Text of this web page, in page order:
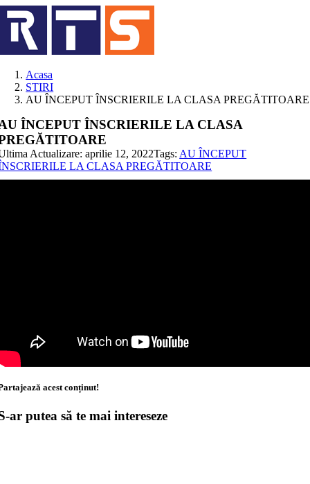
Skip
to
content
Acasa
STIRI
AU ÎNCEPUT ÎNSCRIERILE LA CLASA PREGĂTITOARE
ÎNCEPUT ÎNSCRIERILE LA CLASA
Actualizare: aprilie 12, 2022Tags: AU ÎNCEPUT
LA CLASA PREGĂTITOARE
acest conținut!
ar putea să te mai intereseze